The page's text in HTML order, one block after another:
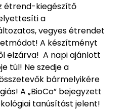
étrend-kiegészítő
a
vegyes étrendet
A készítményt
elzárva! A napi ajánlott
túl! Ne szedje a
bármelyikére
A „BioCo” bejegyzett
tanúsítást jelent!